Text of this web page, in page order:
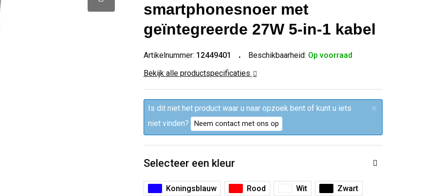
smartphonesnoer met
geïntegreerde 27W 5-in-1 kabel
Artikelnummer: 12449401 Beschikbaarheid: Op voorraad
Bekijk alle productspecificaties
Is dit niet het product waar u naar opzoek bent of kunt u iets
niet vinden?
Neem contact met ons op
×
Selecteer een kleur
Koningsblauw Rood Wit Zwart